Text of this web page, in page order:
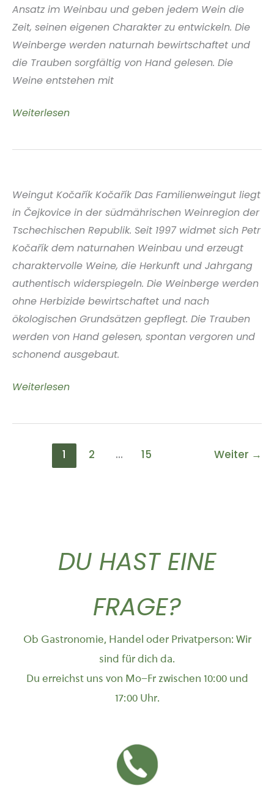
Ansatz im Weinbau und geben jedem Wein die
Zeit, seinen eigenen Charakter zu entwickeln. Die
Weinberge werden naturnah bewirtschaftet und
die Trauben sorgfältig von Hand gelesen. Die
Weine entstehen mit
Espera
Lisboa
Weiterlesen
Weingut Kočařík Kočařík Das Familienweingut liegt
in Čejkovice in der südmährischen Weinregion der
Tschechischen Republik. Seit 1997 widmet sich Petr
Kočařík dem naturnahen Weinbau und erzeugt
charaktervolle Weine, die Herkunft und Jahrgang
authentisch widerspiegeln. Die Weinberge werden
ohne Herbizide bewirtschaftet und nach
ökologischen Grundsätzen gepflegt. Die Trauben
werden von Hand gelesen, spontan vergoren und
schonend ausgebaut.
Weingut
Südmähren
Weiterlesen
1 2 … 15 Weiter →
DU HAST EINE
FRAGE?
Ob Gastronomie, Handel oder Privatperson: Wir
sind für dich da.
Du erreichst uns von Mo–Fr zwischen 10:00 und
17:00 Uhr.